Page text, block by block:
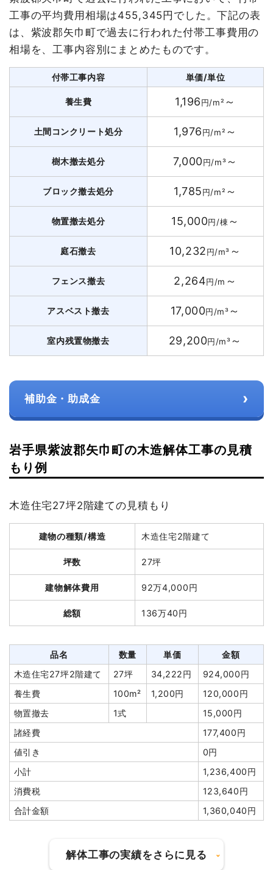
工事の平均費用相場は455,345円でした。下記の表
は、紫波郡矢巾町で過去に行われた付帯工事費用の
相場を、工事内容別にまとめたものです。
付帯工事内容 単価/単位
養生費 1,196円/m² ～
土間コンクリート処分 1,976円/m² ～
樹木撤去処分 7,000円/m³～
ブロック撤去処分 1,785円/m² ～
物置撤去処分 15,000円/棟～
庭石撤去 10,232円/m³ ～
フェンス撤去 2,264円/m ～
アスベスト撤去 17,000円/m³～
室内残置物撤去 29,200円/m³～
補助金・助成金 ›
岩手県紫波郡矢巾町の木造解体工事の見積
もり例
木造住宅27坪2階建ての見積もり
建物の種類/構造 木造住宅2階建て
坪数 27坪
建物解体費用 92万4,000円
総額 136万40円
品名 数量 単価
金額
木造住宅27坪2階建て
27坪 34,222円
924,000円
養生費
100m² 1,200円
120,000円
物置撤去
1式
15,000円
諸経費
177,400円
値引き
0円
小計
1,236,400円
消費税
123,640円
合計金額
1,360,040円
解体工事の実績をさらに見る